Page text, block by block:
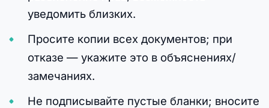
уведомить близких.
Просите копии всех документов; при
отказе — укажите это в объяснениях/
замечаниях.
Не подписывайте пустые бланки; вносите